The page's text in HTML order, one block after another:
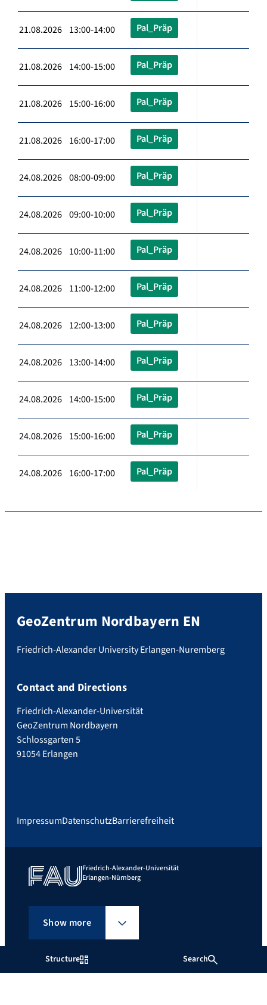
Structure Search
21.08.2026 13:00-14:00 Pal_Präp
21.08.2026 14:00-15:00 Pal_Präp
21.08.2026 15:00-16:00 Pal_Präp
21.08.2026 16:00-17:00 Pal_Präp
24.08.2026 08:00-09:00 Pal_Präp
24.08.2026 09:00-10:00 Pal_Präp
24.08.2026 10:00-11:00 Pal_Präp
24.08.2026 11:00-12:00 Pal_Präp
24.08.2026 12:00-13:00 Pal_Präp
24.08.2026 13:00-14:00 Pal_Präp
24.08.2026 14:00-15:00 Pal_Präp
24.08.2026 15:00-16:00 Pal_Präp
24.08.2026 16:00-17:00 Pal_Präp
GeoZentrum Nordbayern EN
Friedrich-Alexander University Erlangen-Nuremberg
Contact and Directions
Friedrich-Alexander-Universität
GeoZentrum Nordbayern
Schlossgarten 5
91054 Erlangen
ImpressumDatenschutzBarrierefreiheit
Friedrich-Alexander-Universität
Erlangen-Nürnberg
Show more